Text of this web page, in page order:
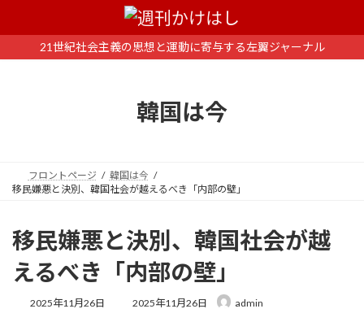
ン
ー
21世紀社会主義の思想と運動に寄与する左翼ジャーナル
韓国は今
フロントページ
韓国は今
移民嫌悪と決別、韓国社会が越えるべき「内部の壁」
移民嫌悪と決別、韓国社会が越
えるべき「内部の壁」
2025年11月26日
最
2025年11月26日 admin